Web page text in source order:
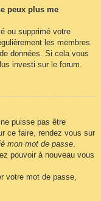
peux plus me
ou supprimé votre
les membres
données. Si cela vous
investi sur le forum.
puisse pas être
ce faire, rendez vous sur
mon mot de passe.
pouvoir à nouveau vous
votre mot de passe,